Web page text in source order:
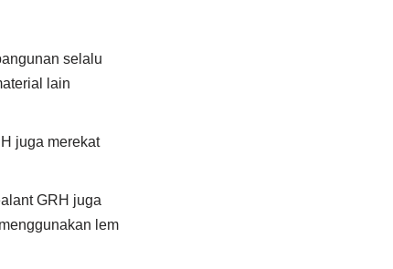
selalu
lain
juga merekat
GRH juga
lem